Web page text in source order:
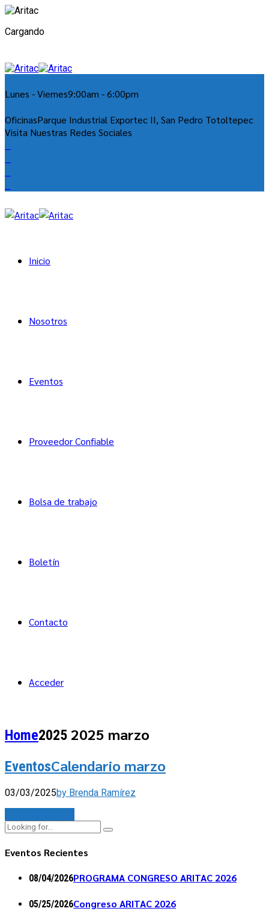
Cargando
Lunes - Viernes9:00am - 6:00pm
OficinasParque Industrial Exportec II, San Pedro Totoltepec
Visita Nuestras Redes Sociales
Inicio
Nosotros
Eventos
Proveedor Confiable
Bolsa de trabajo
Boletín
Contacto
Acceder
Home2025 2025 marzo
EventosCalendario marzo
03/03/2025by Brenda Ramírez
Eventos Recientes
08/04/2026PROGRAMA CONGRESO ARITAC 2026
05/25/2026Congreso ARITAC 2026